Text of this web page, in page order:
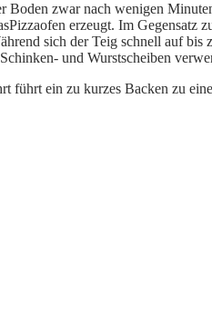
zwar nach wenigen
erzeugt. Im
sich der Teig schnell auf
und Wurstscheiben
ein zu kurzes Backen zu